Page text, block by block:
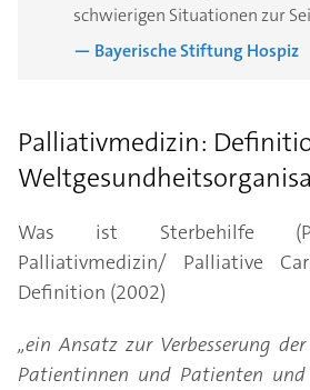
schwierigen Situationen zur
— Bayerische Stiftung Hospiz
Palliativmedizin:
Was ist Sterbehilfe
Palliativmedizin/ Palliative
Definition (2002)
„ein Ansatz zur Verbesserung
Patientinnen und Patienten